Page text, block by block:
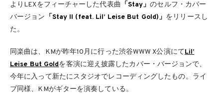
よりLEXをフィーチャーした代表曲 「Stay」のセルフ・カバー
バージョン 「Stay II (feat. Lil’ Leise But Gold)」 をリリースし
た。
同楽曲は、KMが昨年10月に行った渋谷WWW X公演にてLil’
Leise But Goldを客演に迎え披露したカバー・バージョンで、
今年に入って新たにスタジオでレコーディングしたもの。ライ
ブ同様、KMがギターを演奏している。